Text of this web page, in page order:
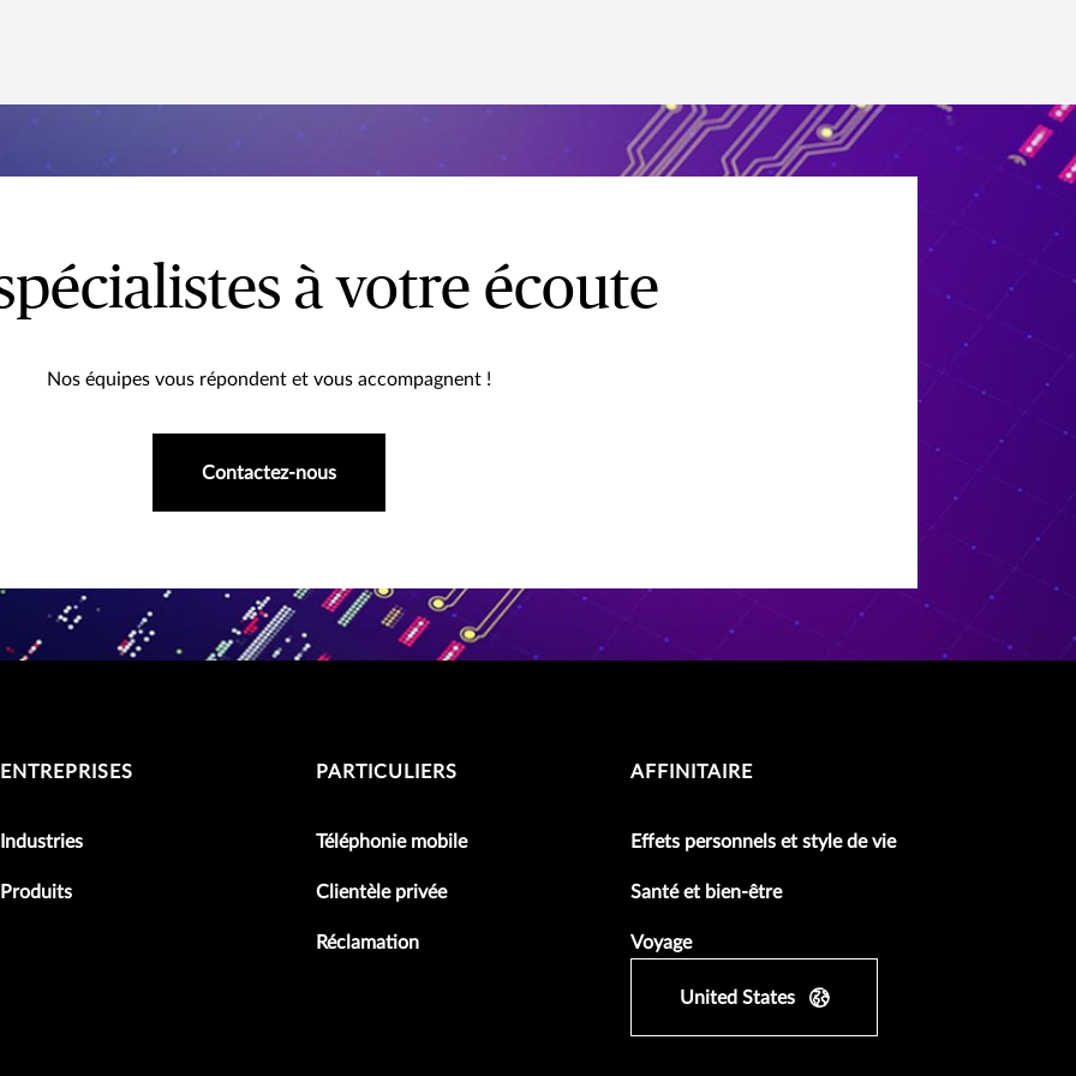
à votre écoute
Nos équipes vous répondent et vous accompagnent !
Contactez-nous
ENTREPRISES
Industries
Produits
PARTICULIERS
Téléphonie mobile
Clientèle privée
Réclamation
AFFINITAIRE
Effets personnels et style de vie
Santé et bien-être
Voyage
United States